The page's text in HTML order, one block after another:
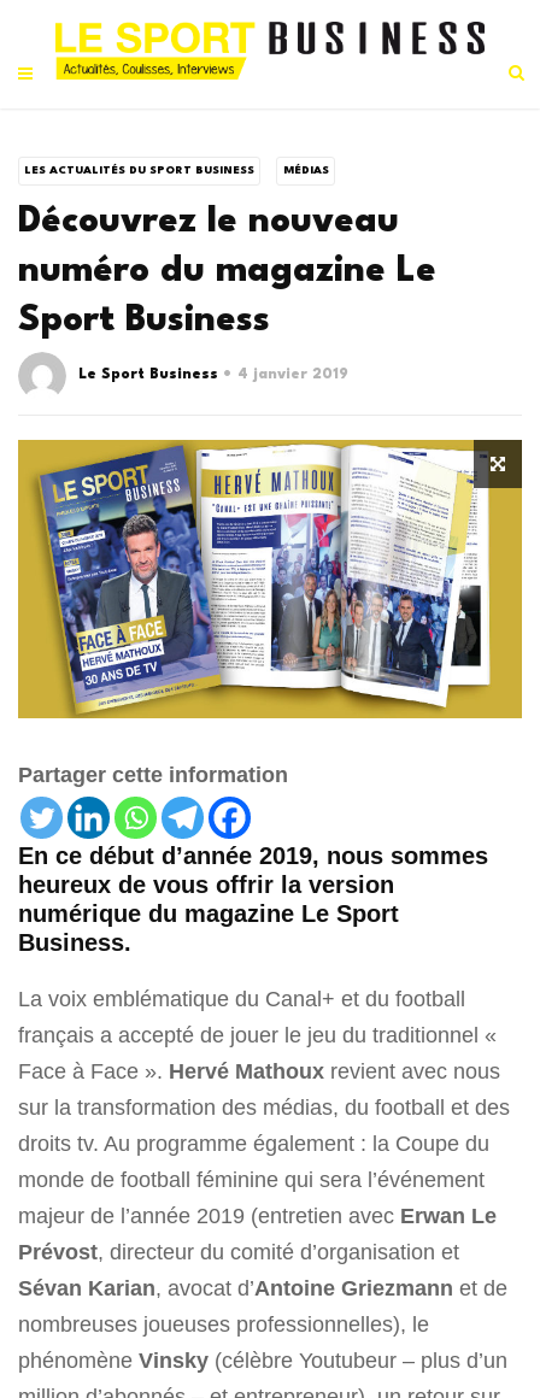
LES ACTUALITÉS DU SPORT BUSINESS MÉDIAS
Découvrez le nouveau
numéro du magazine Le
Sport Business
Le Sport Business 4 janvier 2019
Partager cette information
En ce début d’année 2019, nous sommes
heureux de vous offrir la version
numérique du magazine Le Sport
Business.
La voix emblématique du Canal+ et du football
français a accepté de jouer le jeu du traditionnel «
Face à Face ». Hervé Mathoux revient avec nous
sur la transformation des médias, du football et des
droits tv. Au programme également : la Coupe du
monde de football féminine qui sera l’événement
majeur de l’année 2019 (entretien avec Erwan Le
Prévost, directeur du comité d’organisation et
Sévan Karian, avocat d’Antoine Griezmann et de
nombreuses joueuses professionnelles), le
phénomène Vinsky (célèbre Youtubeur – plus d’un